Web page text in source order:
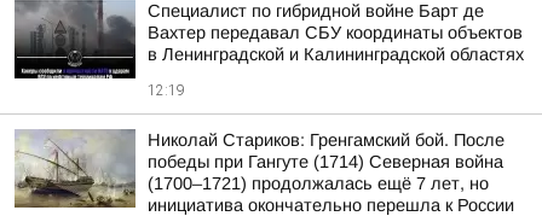
Специалист по гибридной войне Барт де
Вахтер передавал СБУ координаты объектов
в Ленинградской и Калининградской областях
12:19
Николай Стариков: Гренгамский бой. После
победы при Гангуте (1714) Северная война
(1700–1721) продолжалась ещё 7 лет, но
инициатива окончательно перешла к России